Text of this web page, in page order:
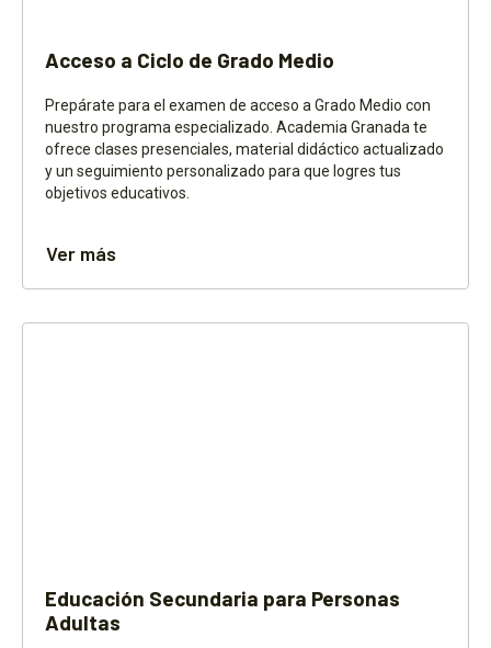
Acceso a Ciclo de Grado Medio
Prepárate para el examen de acceso a Grado Medio con
nuestro programa especializado. Academia Granada te
ofrece clases presenciales, material didáctico actualizado
y un seguimiento personalizado para que logres tus
objetivos educativos.
Ver más
Educación Secundaria para Personas
Adultas